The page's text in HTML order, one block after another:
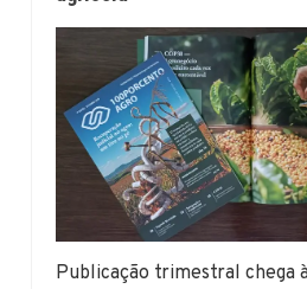
Publicação trimestral chega